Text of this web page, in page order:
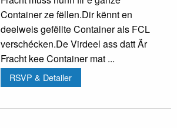
Container ze fëllen.Dir kënnt en
deelweis gefëllte Container als FCL
verschécken.De Virdeel ass datt Är
Fracht kee Container mat ...
RSVP & Detailer